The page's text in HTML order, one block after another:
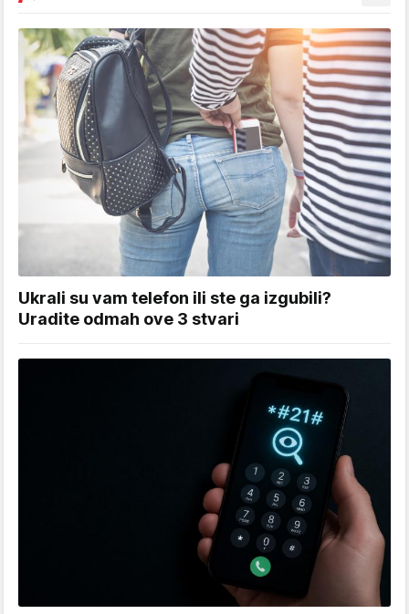
Ukrali su vam telefon ili ste ga izgubili?
Uradite odmah ove 3 stvari